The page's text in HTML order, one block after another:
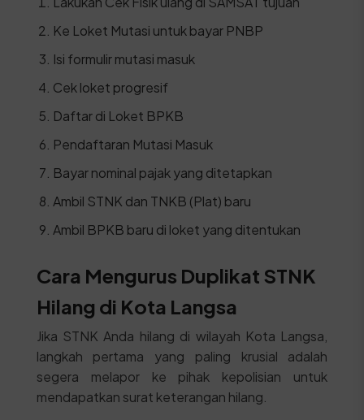
Ke Loket Mutasi untuk bayar PNBP
Isi formulir mutasi masuk
Cek loket progresif
Daftar di Loket BPKB
Pendaftaran Mutasi Masuk
Bayar nominal pajak yang ditetapkan
Ambil STNK dan TNKB (Plat) baru
Ambil BPKB baru di loket yang ditentukan
Cara Mengurus Duplikat STNK
Hilang di Kota Langsa
Jika STNK Anda hilang di wilayah Kota Langsa,
langkah pertama yang paling krusial adalah
segera melapor ke pihak kepolisian untuk
mendapatkan surat keterangan hilang.